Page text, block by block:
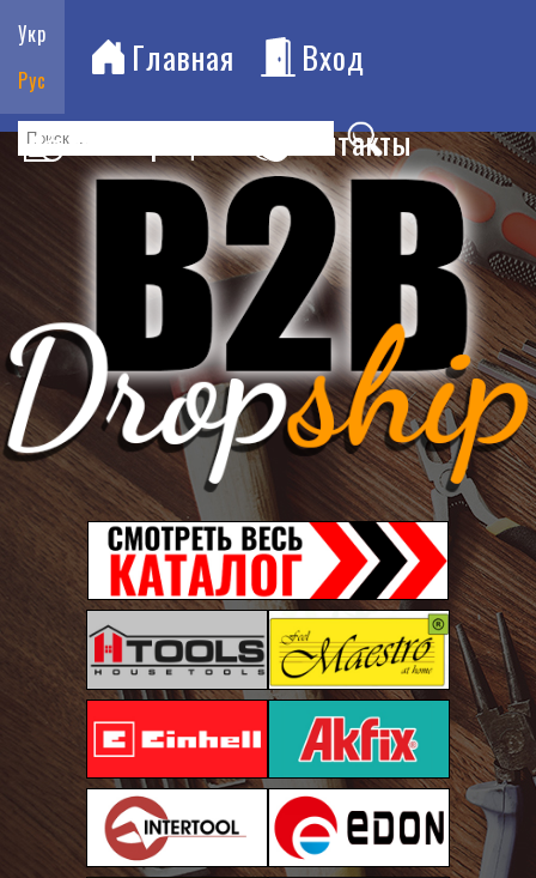
Укр
Рус
Главная
Вход
Регистрация
Контакты